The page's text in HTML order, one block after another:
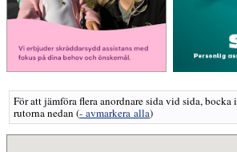
För att jämföra flera anordnare sida vid sida, bocka i
rutorna nedan(- avmarkera alla)